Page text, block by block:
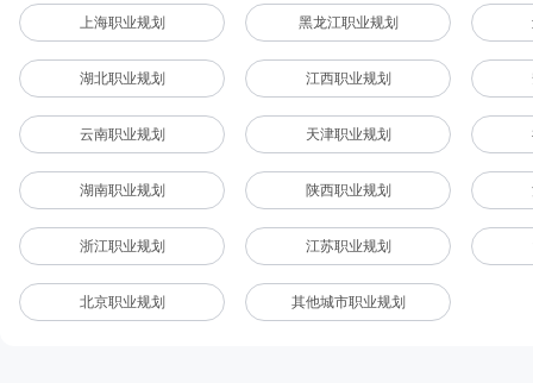
上海职业规划 黑龙江职业规划
湖北职业规划 江西职业规划
云南职业规划 天津职业规划
湖南职业规划 陕西职业规划
浙江职业规划 江苏职业规划
北京职业规划 其他城市职业规划